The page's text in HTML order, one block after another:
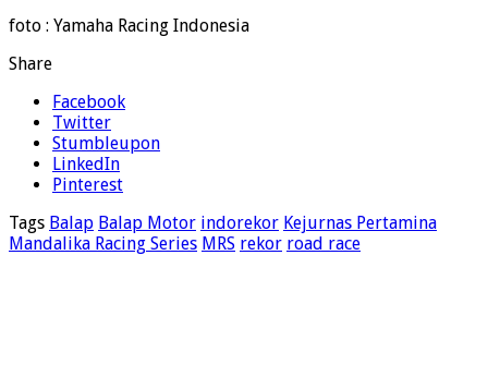
foto : Yamaha Racing Indonesia
Share
Facebook
Twitter
Stumbleupon
LinkedIn
Pinterest
Tags Balap Balap Motor indorekor Kejurnas Pertamina
Mandalika Racing Series MRS rekor road race